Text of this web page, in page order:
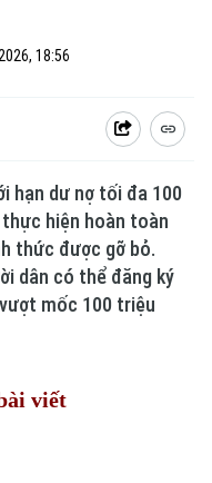
18:56
hạn dư nợ tối đa 100
hiện hoàn toàn
thức được gỡ bỏ.
dân có thể đăng ký
mốc 100 triệu
viết